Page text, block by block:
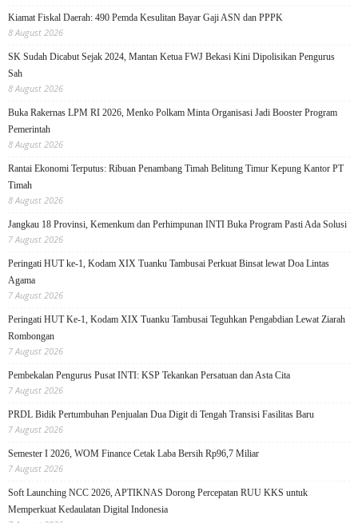
Kiamat Fiskal Daerah: 490 Pemda Kesulitan Bayar Gaji ASN dan PPPK
8 August 2026
SK Sudah Dicabut Sejak 2024, Mantan Ketua FWJ Bekasi Kini Dipolisikan Pengurus
Sah
8 August 2026
Buka Rakernas LPM RI 2026, Menko Polkam Minta Organisasi Jadi Booster Program
Pemerintah
8 August 2026
Rantai Ekonomi Terputus: Ribuan Penambang Timah Belitung Timur Kepung Kantor PT
Timah
8 August 2026
Jangkau 18 Provinsi, Kemenkum dan Perhimpunan INTI Buka Program Pasti Ada Solusi
7 August 2026
Peringati HUT ke-1, Kodam XIX Tuanku Tambusai Perkuat Binsat lewat Doa Lintas
Agama
7 August 2026
Peringati HUT Ke-1, Kodam XIX Tuanku Tambusai Teguhkan Pengabdian Lewat Ziarah
Rombongan
7 August 2026
Pembekalan Pengurus Pusat INTI: KSP Tekankan Persatuan dan Asta Cita
7 August 2026
PRDL Bidik Pertumbuhan Penjualan Dua Digit di Tengah Transisi Fasilitas Baru
7 August 2026
Semester I 2026, WOM Finance Cetak Laba Bersih Rp96,7 Miliar
7 August 2026
Soft Launching NCC 2026, APTIKNAS Dorong Percepatan RUU KKS untuk
Memperkuat Kedaulatan Digital Indonesia